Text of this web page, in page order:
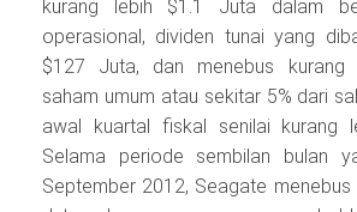
kurang lebih $1.1 Juta dalam
operasional, dividen tunai yang
$127 Juta, dan menebus
saham umum atau sekitar 5% dari
awal kuartal fiskal senilai kurang
Selama periode sembilan bulan
September 2012, Seagate menebus